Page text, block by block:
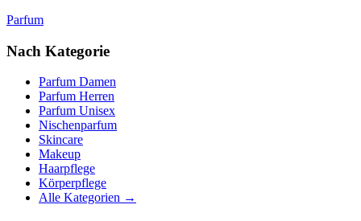
Parfum
Nach Kategorie
Parfum Damen
Parfum Herren
Parfum Unisex
Nischenparfum
Skincare
Makeup
Haarpflege
Körperpflege
Alle Kategorien →